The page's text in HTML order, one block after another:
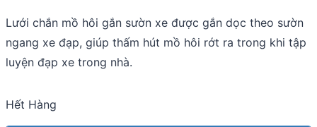
Lưới chắn mồ hôi gắn sườn xe được gắn dọc theo sườn
ngang xe đạp, giúp thấm hút mồ hôi rớt ra trong khi tập
luyện đạp xe trong nhà.
Hết Hàng